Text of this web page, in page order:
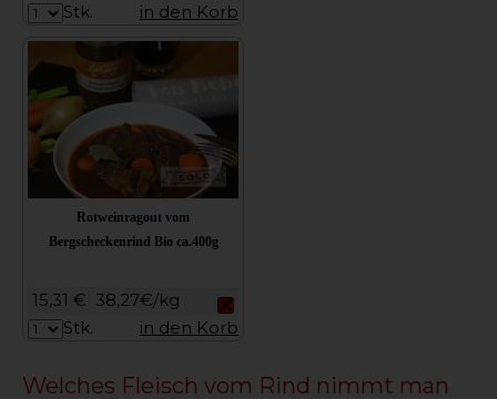
Stk.
in den Korb
Rotweinragout vom
Bergscheckenrind Bio ca.400g
15,31 € 38,27€/kg
Stk.
in den Korb
Welches Fleisch vom Rind nimmt man